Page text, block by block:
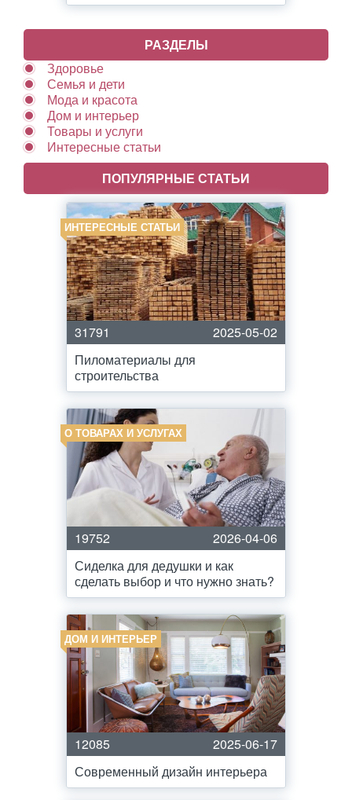
РАЗДЕЛЫ
Здоровье
Семья и дети
Мода и красота
Дом и интерьер
Товары и услуги
Интересные статьи
ПОПУЛЯРНЫЕ СТАТЬИ
ИНТЕРЕСНЫЕ СТАТЬИ
31791
2025-05-02
Пиломатериалы для
строительства
О ТОВАРАХ И УСЛУГАХ
19752
2026-04-06
Сиделка для дедушки и как
сделать выбор и что нужно знать?
ДОМ И ИНТЕРЬЕР
12085
2025-06-17
Современный дизайн интерьера